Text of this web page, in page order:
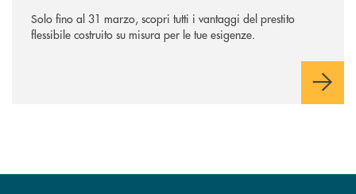
Solo fino al 31 marzo, scopri tutti i vantaggi del prestito
flessibile costruito su misura per le tue esigenze.